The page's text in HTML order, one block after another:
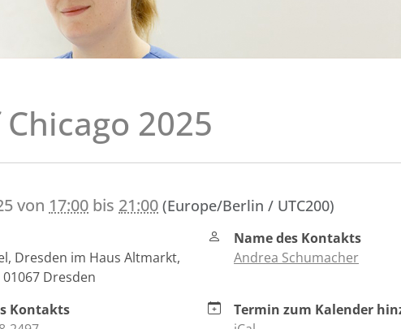
2025
best-
von 17:00 bis 21:00 (Europe/Berlin / UTC200)
Dresden im Haus Altmarkt,
Dresden
Name des Kontakts
Andrea Schumacher
Kontakts
Termin zum Kalender